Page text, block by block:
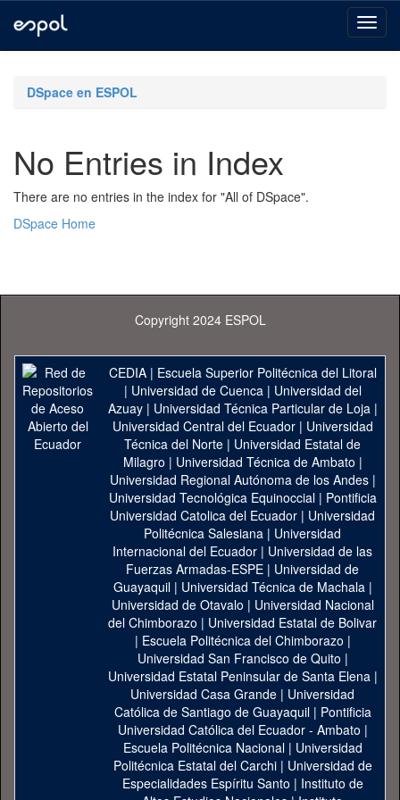
navigationDSpace en ESPOL
No Entries in Index
There are no entries in the index for "All of DSpace".
DSpace Home
Copyright 2024 ESPOL
CEDIA| Escuela Superior Politécnica del Litoral
| Universidad de Cuenca| Universidad del
Azuay| Universidad Técnica Particular de Loja|
Universidad Central del Ecuador| Universidad
Técnica del Norte | Universidad Estatal de
Milagro | Universidad Técnica de Ambato |
Universidad Regional Autónoma de los Andes|
Universidad Tecnológica Equinoccial| Pontificia
Universidad Catolica del Ecuador | Universidad
Politécnica Salesiana | Universidad
Internacional del Ecuador | Universidad de las
Fuerzas Armadas-ESPE | Universidad de
Guayaquil| Universidad Técnica de Machala|
Universidad de Otavalo | Universidad Nacional
del Chimborazo | Universidad Estatal de Bolivar
| Escuela Politécnica del Chimborazo |
Universidad San Francisco de Quito |
Universidad Estatal Peninsular de Santa Elena|
Universidad Casa Grande | Universidad
Católica de Santiago de Guayaquil| Pontificia
Universidad Católica del Ecuador - Ambato |
Escuela Politécnica Nacional| Universidad
Politécnica Estatal del Carchi| Universidad de
Especialidades Espíritu Santo | Instituto de